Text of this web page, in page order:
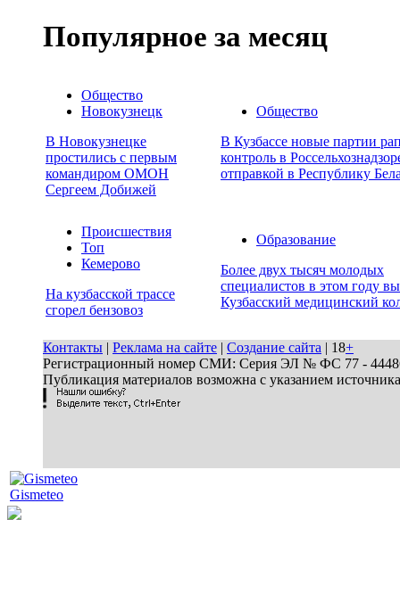
Популярное за месяц
Общество
Новокузнецк
В Новокузнецке
простились с первым
командиром ОМОН
Сергеем Добижей
Общество
В Кузбассе новые партии
контроль в
отправкой в Республику
Происшествия
Топ
Кемерово
На кузбасской трассе
сгорел бензовоз
Образование
Более двух тысяч молодых
специалистов в этом году
Кузбасский медицинский
Контакты | Реклама на сайте | Создание сайта | 18+
Регистрационный номер СМИ: Серия ЭЛ № ФС 77 - 44486
Публикация материалов возможна с указанием
Gismeteo